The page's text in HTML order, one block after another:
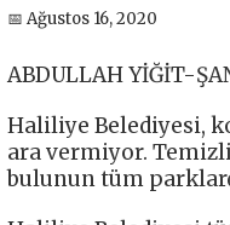
📅 Ağustos 16, 2020
ABDULLAH YİĞİT-
Haliliye Belediyesi,
ara vermiyor.
bulunun tüm